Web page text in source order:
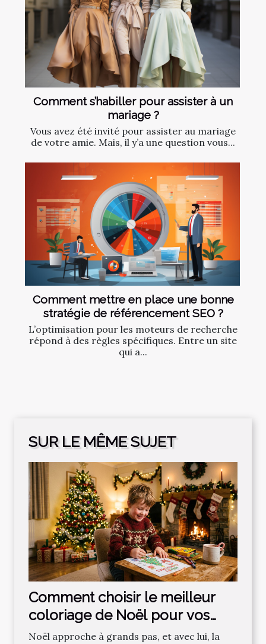
Comment s’habiller pour assister à un
mariage ?
Vous avez été invité pour assister au mariage
de votre amie. Mais, il y’a une question vous...
Comment mettre en place une bonne
stratégie de référencement SEO ?
L’optimisation pour les moteurs de recherche
répond à des règles spécifiques. Entre un site
qui a...
SUR LE MÊME SUJET
Comment choisir le meilleur
coloriage de Noël pour vos
enfants ?
Noël approche à grands pas, et avec lui, la